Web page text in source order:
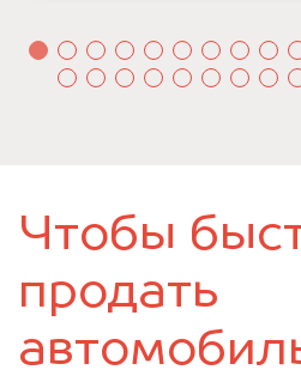
Чтобы
продать